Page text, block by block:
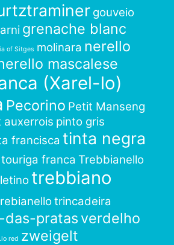
gouveio
grenache blanc
of Sitges molinara nerello
mascalese
(Xarel-lo)
Pecorino Petit Manseng
auxerrois pinto gris
francisca tinta negra
touriga franca Trebbianello
trebbiano
trincadeira
pratas verdelho
red zweigelt